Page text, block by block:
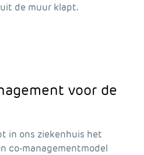
de muur klapt.
voor de
in ons ziekenhuis het
co-managementmodel